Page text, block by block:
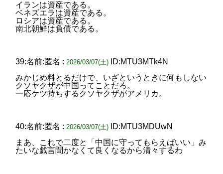
イランは資産である。
ベネズエラは資産である。
ロシアは資産である。
南北朝鮮は負債である。
39:名前:匿名 : 2026/03/07(土)
ID:MTU3MTk4N
みかじめ料とるだけで、いざというときに何もしない
クソヤクザが中国ってことだろ。
一応ケツ持ちするクソヤクザがアメリカ。
40:名前:匿名 : 2026/03/07(土)
ID:MTU3MDUwN
まあ、これで二度と「中国に守ってもらえばいい」み
たいな戯言聞かなくて良くなるから清々するわ